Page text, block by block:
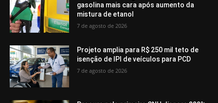
gasolina mais cara após aumento da
mistura de etanol
7 de agosto de 2026
Projeto amplia para R$ 250 mil teto de
isenção de IPI de veículos para PCD
7 de agosto de 2026